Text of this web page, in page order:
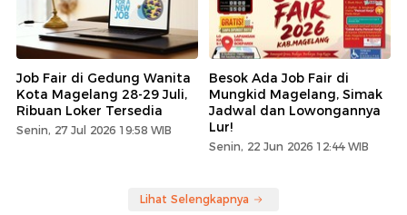
Job Fair di Gedung Wanita
Kota Magelang 28-29 Juli,
Ribuan Loker Tersedia
Senin, 27 Jul 2026 19:58 WIB
Besok Ada Job Fair di
Mungkid Magelang, Simak
Jadwal dan Lowongannya
Lur!
Senin, 22 Jun 2026 12:44 WIB
Lihat Selengkapnya